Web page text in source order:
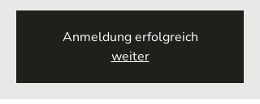
Anmeldung erfolgreich
weiter